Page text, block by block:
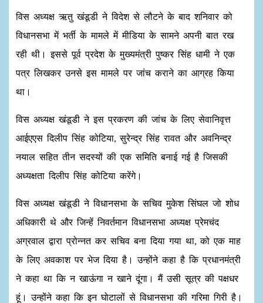
विस अध्यक्ष ऋतु खंडूडी ने विदेश से लौटने के बाद शनिवार को
विधानसभा में भर्ती के मामले में मीडिया के सामने अपनी बात रख
रही थी। इससे पूर्व प्रदेश के मुख्यमंत्री पुष्कर सिंह धामी ने एक
पत्र लिखकर उनसे इस मामले पर जांच कराने का आग्रह किया
था।
विस अध्यक्ष खंडूडी ने इस प्रकरण की जांच के लिए सेवानिवृत्त
आईएएस दिलीप सिंह कोटिया, सुरेन्द्र सिंह रावत और अवनिन्द्र
नयाल सहित तीन सदस्यों की एक समिति बनाई गई है जिसकी
अध्यक्षता दिलीप सिंह कोटिया करेंगे।
विस अध्यक्ष खंडूडी ने विधानसभा के सचिव मुकेश सिंघल जो शोध
अधिकारी थे और जिन्हें निवर्तमान विधानसभा अध्यक्ष प्रेमचंद
अग्रवाल द्वारा प्रोन्नत कर सचिव बना दिया गया था, को एक माह
के लिए अवकाश पर भेज दिया है। उन्होंने कहा है कि प्रधानमंत्री
ने कहा था कि न खाऊंगा न खाने दूंगा। मैं उसी सूत्र की पक्षधर
हूं। उन्होंने कहा कि इन घोटालों से विधानसभा की गरिमा गिरी है।